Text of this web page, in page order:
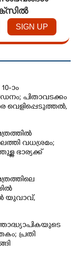
ാം
പിതാവടക്കം
വെളിപ്പെടുത്തൽ,
വധശ്രമം;
ഭാര്യക്ക്
പക
യുവാവ്,​
പ്രതി